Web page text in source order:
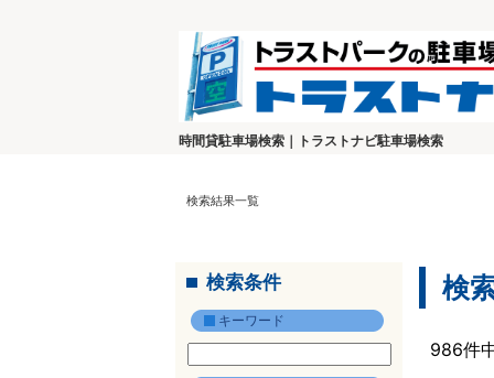
時間貸駐車場検索｜トラストナビ駐車場検索
検索結果一覧
検索条件
キーワード
検
986件